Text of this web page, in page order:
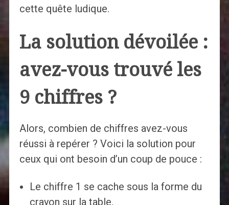
cette quête ludique.
La solution dévoilée :
avez-vous trouvé les
9 chiffres ?
Alors, combien de chiffres avez-vous
réussi à repérer ? Voici la solution pour
ceux qui ont besoin d’un coup de pouce :
Le chiffre 1 se cache sous la forme du
crayon sur la table.